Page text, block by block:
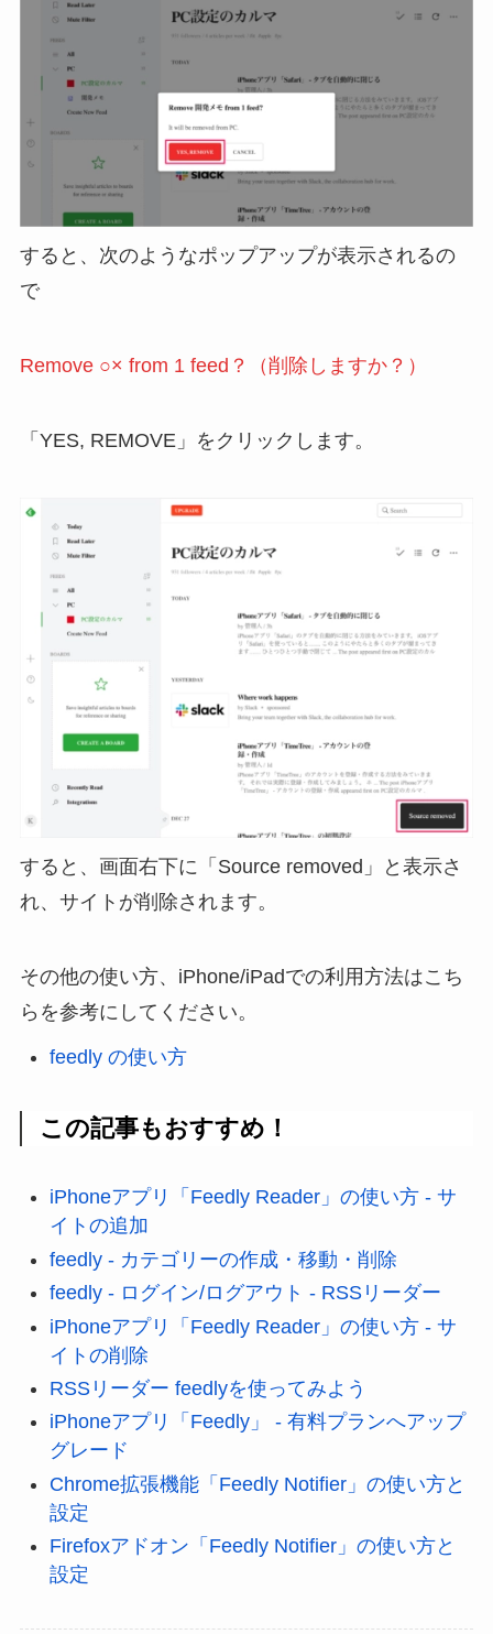
すると、次のようなポップアップが表示されるの
で
Remove ○× from 1 feed？（削除しますか？）
「YES, REMOVE」をクリックします。
すると、画面右下に「Source removed」と表示さ
れ、サイトが削除されます。
その他の使い方、iPhone/iPadでの利用方法はこち
らを参考にしてください。
feedly の使い方
この記事もおすすめ！
iPhoneアプリ「Feedly Reader」の使い方 - サ
イトの追加
feedly - カテゴリーの作成・移動・削除
feedly - ログイン/ログアウト - RSSリーダー
iPhoneアプリ「Feedly Reader」の使い方 - サ
イトの削除
RSSリーダー feedlyを使ってみよう
iPhoneアプリ「Feedly」 - 有料プランへアップ
グレード
Chrome拡張機能「Feedly Notifier」の使い方と
設定
Firefoxアドオン「Feedly Notifier」の使い方と
設定